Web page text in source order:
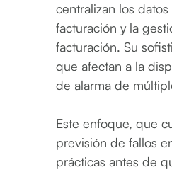
centralizan los
facturación y la
facturación. Su
que afectan a la
de alarma de
Este enfoque, que
previsión de fallos
prácticas antes de